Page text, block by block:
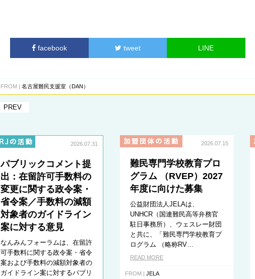
facebook tweet LINE
FROM | 名古屋難民支援室（DAN）
PREV
2026.07.31
パブリックコメント提
出：在留許可手数料の
変更に関する政令案・
省令案／手数料の減額
対象者のガイドライン
案に対する意見
なんみんフォーラムは、在留許
可手数料に関する政令案・省令
案および手数料の減額対象者の
ガイドライン案に対するパブリ
2026.07.15
難民専門学校教育プロ
グラム （RVEP）2027
年度に向けた募集
公益財団法人JELAは、
UNHCR（国連難民高等弁務官
駐日事務所）、ウェスレー財団
と共に、「難民専門学校教育プ
ログラム （略称RV…
READ MORE
FROM | JELA